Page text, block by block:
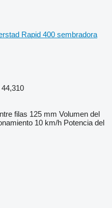
Rapid 400 sembradora
filas 125 mm Volumen del
10 km/h Potencia del